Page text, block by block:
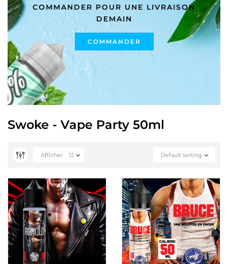
COMMANDER POUR UNE LIVRAISON
DEMAIN
COMMANDER
Swoke - Vape Party 50ml
Default sorting
Afficher 12